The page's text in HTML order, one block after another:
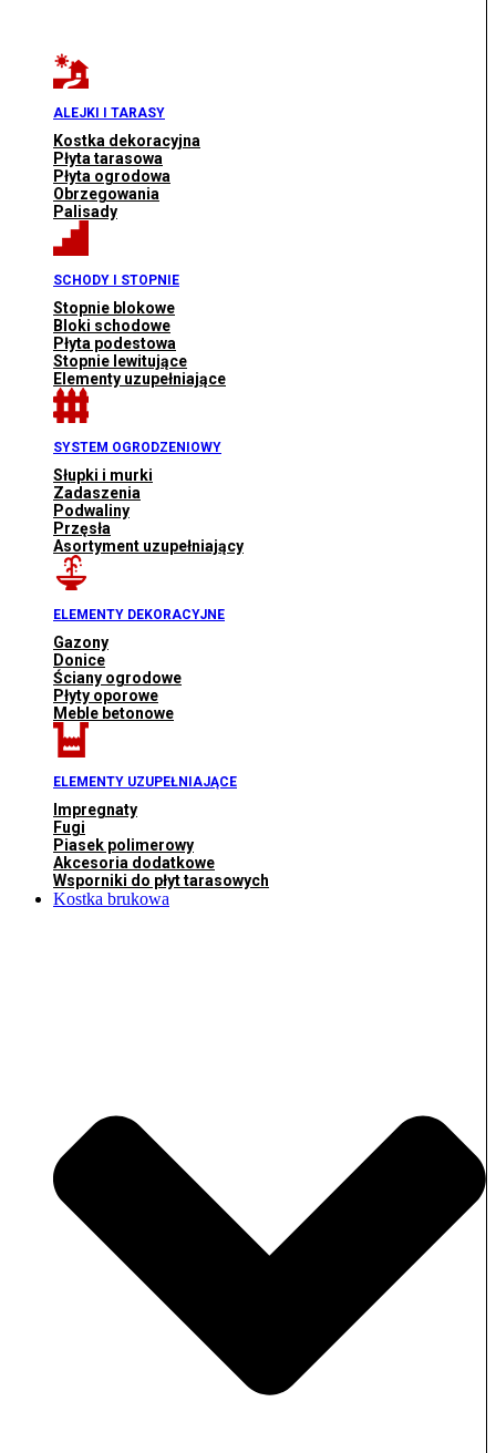
ALEJKI I TARASY
Kostka dekoracyjna
Płyta tarasowa
Płyta ogrodowa
Obrzegowania
Palisady
SCHODY I STOPNIE
Stopnie blokowe
Bloki schodowe
Płyta podestowa
Stopnie lewitujące
Elementy uzupełniające
SYSTEM OGRODZENIOWY
Słupki i murki
Zadaszenia
Podwaliny
Przęsła
Asortyment uzupełniający
ELEMENTY DEKORACYJNE
Gazony
Donice
Ściany ogrodowe
Płyty oporowe
Meble betonowe
ELEMENTY UZUPEŁNIAJĄCE
Impregnaty
Fugi
Piasek polimerowy
Akcesoria dodatkowe
Wsporniki do płyt tarasowych
Kostka brukowa